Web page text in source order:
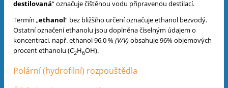
destilovaná“ označuje čištěnou vodu připravenou destilací.
Termín „ethanol“ bez bližšího určení označuje ethanol bezvodý.
Ostatní označení ethanolu jsou doplněna číselným údajem o
koncentraci, např. ethanol 96,0 % (V/V)obsahuje 96% objemových
procentethanolu (C2H6OH).
Polární (hydrofilní) rozpouštědla